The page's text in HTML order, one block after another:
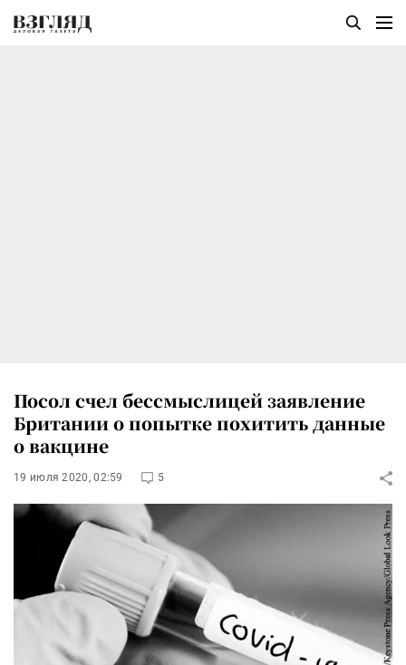
Посол счел бессмыслицей заявление
Британии о попытке похитить данные
о вакцине
19 июля 2020, 02:59 5